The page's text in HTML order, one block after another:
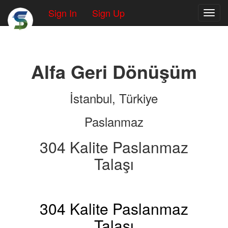
Sign In Sign Up
Alfa Geri Dönüşüm
İstanbul, Türkiye
Paslanmaz
304 Kalite Paslanmaz
Talaşı
304 Kalite Paslanmaz